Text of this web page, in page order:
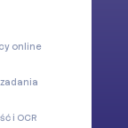
online
zadania
i OCR